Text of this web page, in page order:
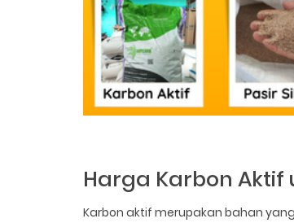
Harga Karbon Aktif
Karbon aktif merupakan bahan